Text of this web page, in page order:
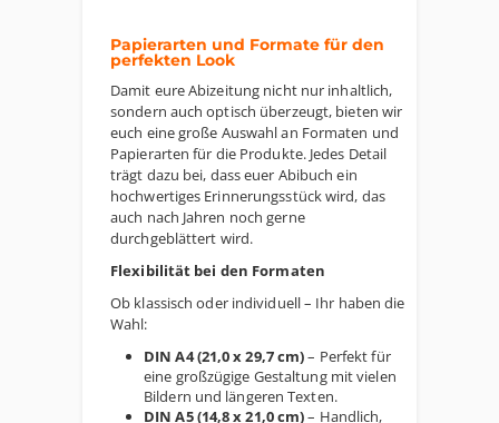
Papierarten und Formate für den
perfekten Look
Damit eure Abizeitung nicht nur inhaltlich,
sondern auch optisch überzeugt, bieten wir
euch eine große Auswahl an Formaten und
Papierarten für die Produkte. Jedes Detail
trägt dazu bei, dass euer Abibuch ein
hochwertiges Erinnerungsstück wird, das
auch nach Jahren noch gerne
durchgeblättert wird.
Flexibilität bei den Formaten
Ob klassisch oder individuell – Ihr haben die
Wahl:
DIN A4 (21,0 x 29,7 cm)– Perfekt für
eine großzügige Gestaltung mit vielen
Bildern und längeren Texten.
DIN A5 (14,8 x 21,0 cm)– Handlich,